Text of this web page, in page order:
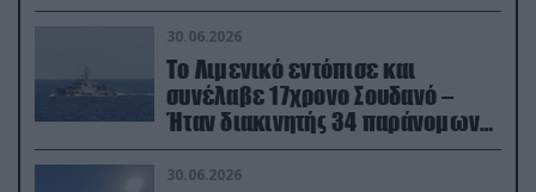
30.06.2026
Το Λιμενικό εντόπισε και
συνέλαβε 17χρονο Σουδανό –
Ήταν διακινητής 34 παράνομων
μεταναστών
30.06.2026